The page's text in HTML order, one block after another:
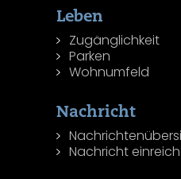
Leben
Zugänglichkeit
Parken
Wohnumfeld
Nachricht
Nachricht